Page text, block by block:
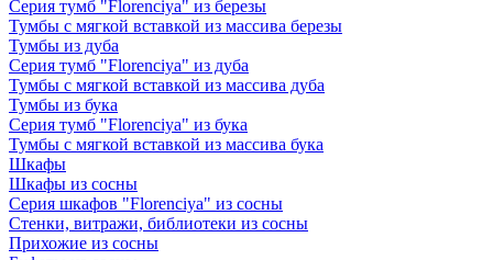
Серия тумб "Florenciya" из березы
Тумбы с мягкой вставкой из массива березы
Тумбы из дуба
Серия тумб "Florenciya" из дуба
Тумбы с мягкой вставкой из массива дуба
Тумбы из бука
Серия тумб "Florenciya" из бука
Тумбы с мягкой вставкой из массива бука
Шкафы
Шкафы из сосны
Серия шкафов "Florenciya" из сосны
Стенки, витражи, библиотеки из сосны
Прихожие из сосны